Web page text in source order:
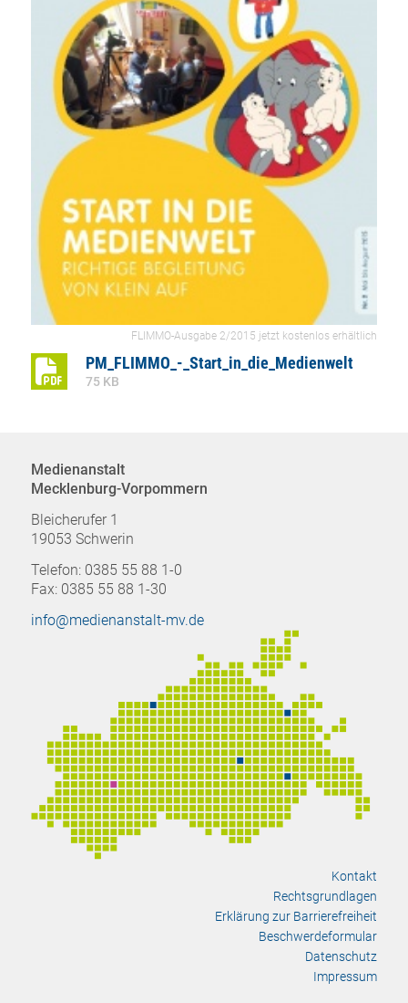
FLIMMO-Ausgabe 2/2015 jetzt kostenlos erhältlich
PM_FLIMMO_-_Start_in_die_Medienwelt
75 KB
Medienanstalt
Mecklenburg-Vorpommern
Bleicherufer 1
19053 Schwerin
Telefon: 0385 55 88 1-0
Fax: 0385 55 88 1-30
info@medienanstalt-mv.de
Kontakt
Rechtsgrundlagen
Erklärung zur Barrierefreiheit
Beschwerdeformular
Datenschutz
Impressum